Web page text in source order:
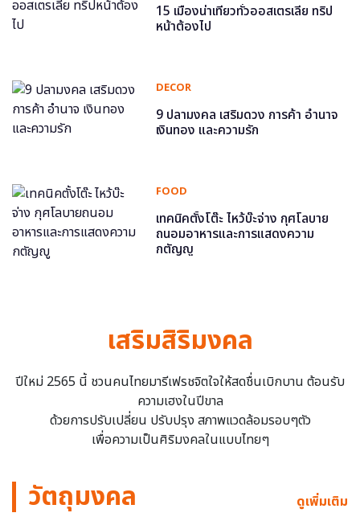
15 เมืองน่าเที่ยวทั่วออสเตรเลีย ทริป
หน้าต้องไป
DECOR
9 ปลามงคล เสริมดวง การค้า อำนาจ
เงินทอง และความรัก
FOOD
เทคนิคตั้งโต๊ะ ไหว้บ๊ะจ่าง กุศโลบาย
ถนอมอาหารและการแสดงความ
กตัญญู
เสริมสิริมงคล
ปีใหม่ 2565 นี้ ชวนคนไทยมารีเฟรชจิตใจให้สดชื่นเบิกบาน ต้อนรับ
ความเฮงในปีขาล
ด้วยการปรับเปลี่ยน ปรับปรุง สภาพแวดล้อมรอบๆตัว
เพื่อความเป็นศิริมงคลในแบบไทยๆ
วัตถุมงคล ดูเพิ่มเติม